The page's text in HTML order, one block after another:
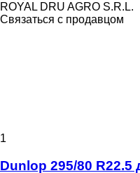
ROYAL DRU AGRO S.R.L.
Связаться с продавцом
1
Dunlop 295/80 R22.5